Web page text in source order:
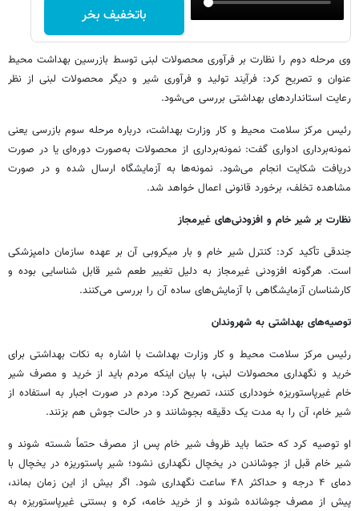
باتخفیف بخر
وی مرحله دوم را نظارت بر فرآوری محصولات لبنی توسط بازرسین بهداشت محیط
عنوان و تصریح کرد: فرآیند تولید و فرآوری شیر و دیگر محصولات لبنی از نظر
رعایت استانداردهای بهداشتی بررسی می‌شود.
رئیس مرکز سلامت محیط و کار وزارت بهداشت، درباره مرحله سوم بازرسی یعنی
نمونه‌برداری ادواری گفت: نمونه‌برداری از محصولات به‌صورت دوره‌ای یا در صورت
دریافت شکایت انجام می‌شود. نمونه‌ها به آزمایشگاه ارسال شده و در صورت
مشاهده تخلف، برخورد قانونی اعمال خواهد شد.
نظارت بر شیر خام و افزودنی‌های غیرمجاز
جندقی تأکید کرد: کنترل شیر خام و بار میکروبی آن بر عهده سازمان دامپزشکی
است. هرگونه افزودنی غیرمجاز به دلیل تغییر طعم شیر قابل شناسایی بوده و
کارشناسان آزمایشگاهی با آزمایش‌های ساده آن را بررسی می‌کنند.
توصیه‌های بهداشتی به شهروندان
رئیس مرکز سلامت محیط و کار وزارت بهداشت با اشاره به نکات بهداشتی برای
خرید و نگهداری محصولات لبنی، با بیان اینکه مردم باید از خرید و مصرف شیر
خام غیرپاستوریزه خودداری کنند، تصریح کرد: مردم در صورت اجبار به استفاده از
شیر خام، آن را به مدت یک دقیقه بجوشانند و در حالت جوش هم بزنند.
او توصیه کرد که حتما باید ظروف شیر خام پس از مصرف حتماً شسته شوند و
شیر خام قبل از جوشاندن در یخچال نگهداری نشود؛ شیر پاستوریزه در یخچال با
دمای ۴ درجه و حداکثر ۴۸ ساعت نگهداری شود. اگر بیش از این زمان بماند،
پیش از مصرف جوشانده شوند و از خرید خامه، کره و بستنی غیرپاستوریزه به